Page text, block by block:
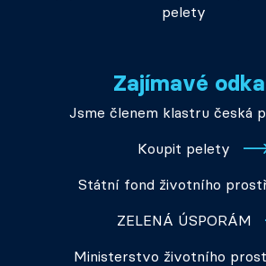
pelety
Zajímavé
Jsme členem klastru česká
Koupit pelety
Státní fond životního
ZELENÁ ÚSPORÁM
Ministerstvo životního